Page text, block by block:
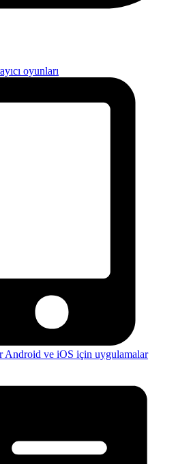
oyunları
Android ve iOS için uygulamalar